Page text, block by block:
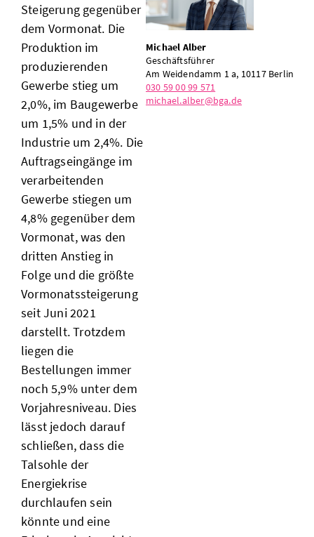
Steigerung gegenüber
dem Vormonat. Die
Produktion im
produzierenden
Gewerbe stieg um
2,0%, im Baugewerbe
um 1,5% und in der
Industrie um 2,4%. Die
Auftragseingänge im
verarbeitenden
Gewerbe stiegen um
4,8% gegenüber dem
Vormonat, was den
dritten Anstieg in
Folge und die größte
Vormonatssteigerung
seit Juni 2021
darstellt. Trotzdem
liegen die
Bestellungen immer
noch 5,9% unter dem
Vorjahresniveau. Dies
lässt jedoch darauf
schließen, dass die
Talsohle der
Energiekrise
durchlaufen sein
könnte und eine
Michael Alber
Geschäftsführer
Am Weidendamm 1 a, 10117 Berlin
030 59 00 99 571
michael.alber@bga.de